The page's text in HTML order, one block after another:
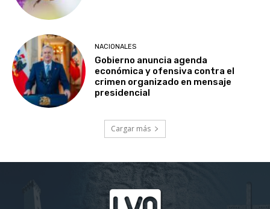
NACIONALES
Gobierno anuncia agenda
económica y ofensiva contra el
crimen organizado en mensaje
presidencial
Cargar más